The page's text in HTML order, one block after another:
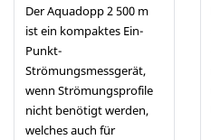
Der Aquadopp 2 500 m
ist ein kompaktes Ein-
Punkt-
Strömungsmessgerät,
wenn Strömungsprofile
nicht benötigt werden,
welches auch für